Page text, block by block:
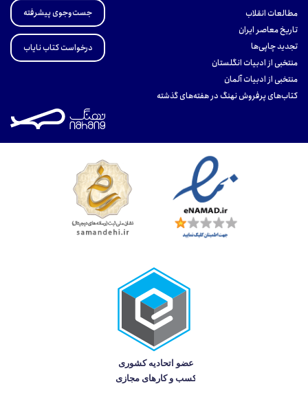
مطالعات انقلاب
تاریخ معاصر ایران
تجدید چاپی‌ها
منتخبی از ادبیات انگلستان
منتخبی از ادبیات آلمان
کتاب‌های پرفروش نهنگ در هفته‌های گذشته
جست‌وجوی پیشرفته
درخواست کتاب نایاب